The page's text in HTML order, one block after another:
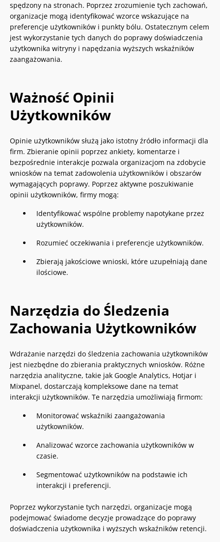
spędzony na stronach. Poprzez zrozumienie tych zachowań,
organizacje mogą identyfikować wzorce wskazujące na
preferencje użytkowników i punkty bólu. Ostatecznym celem
jest wykorzystanie tych danych do poprawy doświadczenia
użytkownika witryny i napędzania wyższych wskaźników
zaangażowania.
Ważność Opinii
Użytkowników
Opinie użytkowników służą jako istotny źródło informacji dla
firm. Zbieranie opinii poprzez ankiety, komentarze i
bezpośrednie interakcje pozwala organizacjom na zdobycie
wniosków na temat zadowolenia użytkowników i obszarów
wymagających poprawy. Poprzez aktywne poszukiwanie
opinii użytkowników, firmy mogą:
Identyfikować wspólne problemy napotykane przez
użytkowników.
Rozumieć oczekiwania i preferencje użytkowników.
Zbierają jakościowe wnioski, które uzupełniają dane
ilościowe.
Narzędzia do Śledzenia
Zachowania Użytkowników
Wdrażanie narzędzi do śledzenia zachowania użytkowników
jest niezbędne do zbierania praktycznych wniosków. Różne
narzędzia analityczne, takie jak Google Analytics, Hotjar i
Mixpanel, dostarczają kompleksowe dane na temat
interakcji użytkowników. Te narzędzia umożliwiają firmom:
Monitorować wskaźniki zaangażowania
użytkowników.
Analizować wzorce zachowania użytkowników w
czasie.
Segmentować użytkowników na podstawie ich
interakcji i preferencji.
Poprzez wykorzystanie tych narzędzi, organizacje mogą
podejmować świadome decyzje prowadzące do poprawy
doświadczenia użytkownika i wyższych wskaźników retencji.